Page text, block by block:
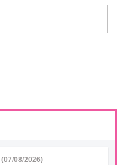
(07/08/2026)